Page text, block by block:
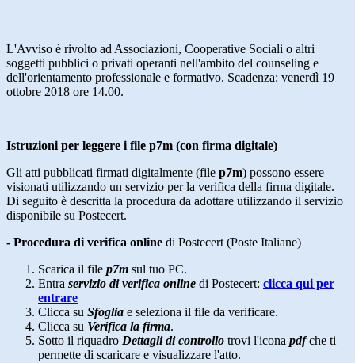
L'Avviso è rivolto ad Associazioni, Cooperative Sociali o altri
soggetti pubblici o privati operanti nell'ambito del counseling e
dell'orientamento professionale e formativo. Scadenza: venerdì 19
ottobre 2018 ore 14.00.
Istruzioni per leggere i file p7m (con firma digitale)
Gli atti pubblicati firmati digitalmente (file p7m) possono essere
visionati utilizzando un servizio per la verifica della firma digitale.
Di seguito è descritta la procedura da adottare utilizzando il servizio
disponibile su Postecert.
- Procedura di verifica online di Postecert (Poste Italiane)
Scarica il file p7m sul tuo PC.
Entra servizio di verifica online di Postecert: clicca qui per
entrare
Clicca su Sfoglia e seleziona il file da verificare.
Clicca su Verifica la firma.
Sotto il riquadro Dettagli di controllo trovi l'icona pdf che ti
permette di scaricare e visualizzare l'atto.